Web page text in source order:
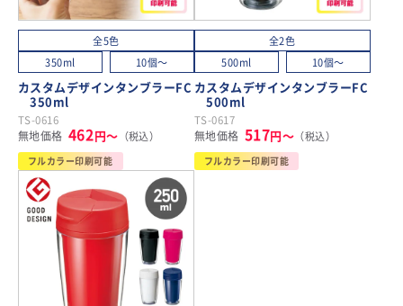
全5色
350ml
10個～
カスタムデザインタンブラーFC
350ml
TS-0616
無地価格 462円～ （税込）
フルカラー印刷可能
全2色
500ml
10個～
カスタムデザインタンブラーFC
500ml
TS-0617
無地価格 517円～ （税込）
フルカラー印刷可能